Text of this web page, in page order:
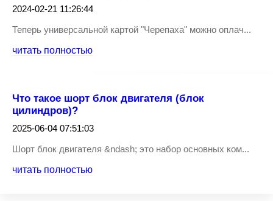
2024-02-21 11:26:44
Теперь универсальной картой "Черепаха" можно оплач...
читать полностью
Что такое шорт блок двигателя (блок
цилиндров)?
2025-06-04 07:51:03
Шорт блок двигателя &ndash; это набор основных ком...
читать полностью